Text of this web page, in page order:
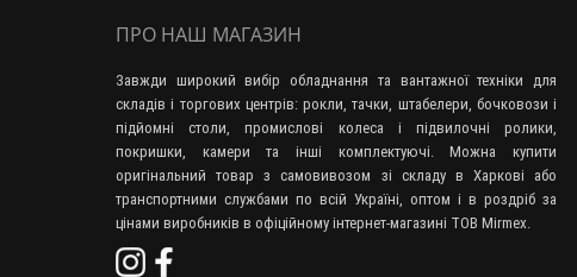
ПРО НАШ МАГАЗИН
Завжди широкий вибір обладнання та вантажної техніки для
складів і торгових центрів: рокли, тачки, штабелери, бочковози і
підйомні столи, промислові колеса і підвилочні ролики,
покришки, камери та інші комплектуючі. Можна купити
оригінальний товар з самовивозом зі складу в Харкові або
транспортними службами по всій Україні, оптом і в роздріб за
цінами виробників в офіційному інтернет-магазині ТОВ Mirmex.